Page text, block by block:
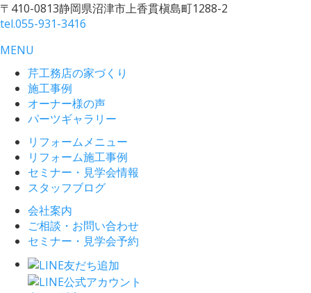
〒410-0813静岡県沼津市上香貫槇島町1288-2
tel.055-931-3416
MENU
芹工務店の家づくり
施工事例
オーナー様の声
パーツギャラリー
リフォームメニュー
リフォーム施工事例
セミナー・見学会情報
スタッフブログ
会社案内
ご相談・お問い合わせ
セミナー・見学会予約